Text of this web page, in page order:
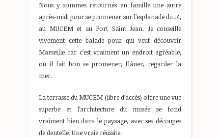
Nous y sommes retournés en famille une autre
après-midi pour se promener sur l’esplanade du J4,
au MUCEM et au Fort Saint Jean. Je conseille
vivement cette balade pour qui veut découvrir
Marseille car c’est vraiment un endroit agréable,
où il fait bon se promener, flâner, regarder la
mer.
La terrasse du MUCEM (libre d’accès) offre une vue
superbe et l’architecture du musée se fond
vraiment bien dans le paysage, avec ses découpes
de dentelle. Une vraie réussite.